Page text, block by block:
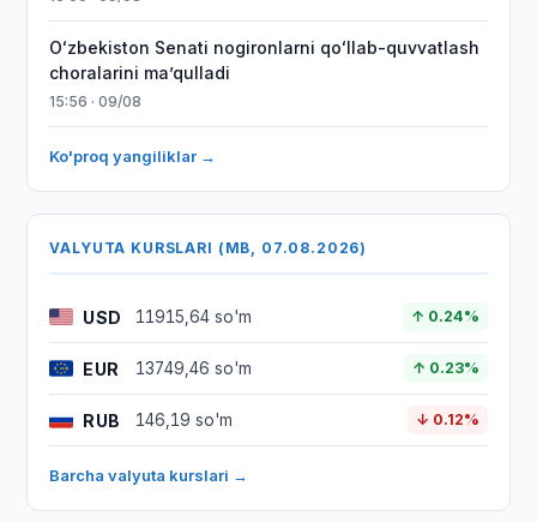
Oʻzbekiston Senati nogironlarni qoʻllab-quvvatlash
choralarini maʼqulladi
15:56 · 09/08
Ko'proq yangiliklar →
VALYUTA KURSLARI (MB, 07.08.2026)
USD 11915,64 so'm ↑ 0.24%
EUR 13749,46 so'm ↑ 0.23%
RUB 146,19 so'm ↓ 0.12%
Barcha valyuta kurslari →